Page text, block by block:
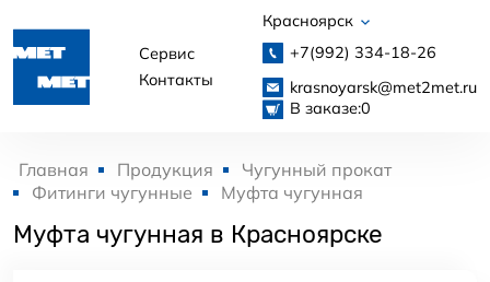
Сервис
Контакты
Красноярск
+7(992) 334-18-26
krasnoyarsk@met2met.ru
В заказе:0
Главная Продукция
Чугунный прокат
Фитинги чугунные
Муфта чугунная
Муфта чугунная в Красноярске